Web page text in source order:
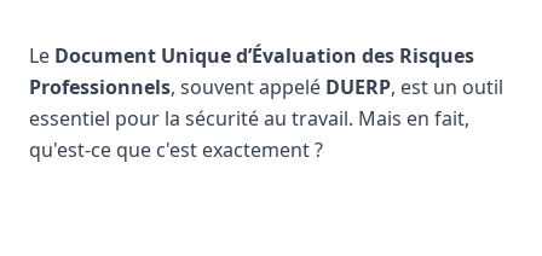
Le Document Unique d’Évaluation des Risques
Professionnels, souvent appelé DUERP, est un outil
essentiel pour la sécurité au travail. Mais en fait,
qu'est-ce que c'est exactement ?